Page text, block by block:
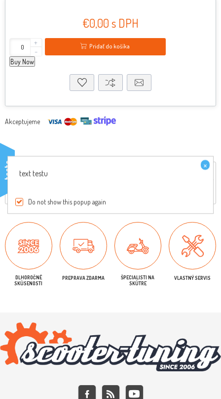
€0,00 s DPH
+
-
Pridať do košíka
Buy Now
Akceptujeme
Reviews
DLHOROČNÉ
SKÚSENOSTI
PREPRAVA ZDARMA
ŠPECIALISTI NA
SKÚTRE
VLASTNÝ SERVIS
testo ×
text testu
Do not show this popup again